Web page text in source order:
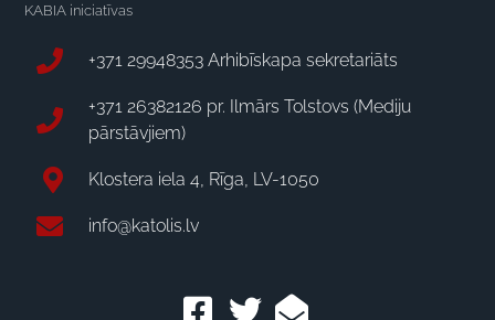
KABIA iniciatīvas
+371 29948353 Arhibīskapa sekretariāts
+371 26382126 pr. Ilmārs Tolstovs (Mediju
pārstāvjiem)
Klostera iela 4, Rīga, LV-1050
info@katolis.lv